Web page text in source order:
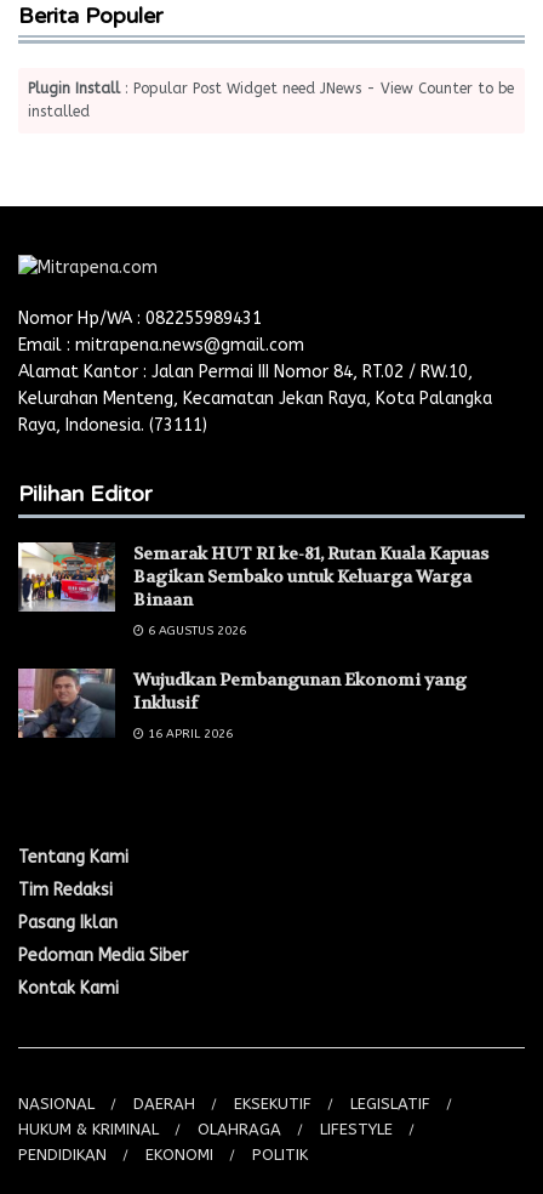
Berita Populer
Plugin Install: Popular Post Widget need JNews - View Counter to be
installed
Nomor Hp/WA : 082255989431
Email : mitrapena.news@gmail.com
Alamat Kantor : Jalan Permai III Nomor 84, RT.02 / RW.10,
Kelurahan Menteng, Kecamatan Jekan Raya, Kota Palangka
Raya, Indonesia. (73111)
Pilihan Editor
Semarak HUT RI ke-81, Rutan Kuala Kapuas
Bagikan Sembako untuk Keluarga Warga
Binaan ‎
6 AGUSTUS 2026
Wujudkan Pembangunan Ekonomi yang
Inklusif
16 APRIL 2026
Tentang Kami
Tim Redaksi
Pasang Iklan
Pedoman Media Siber
Kontak Kami
NASIONAL DAERAH EKSEKUTIF
LEGISLATIF
HUKUM & KRIMINAL
OLAHRAGA
LIFESTYLE
PENDIDIKAN
EKONOMI POLITIK